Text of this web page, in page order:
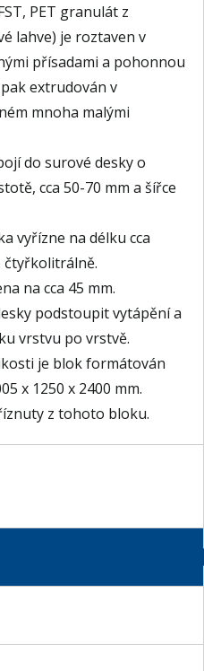
PET granulát z
lahve) je roztaven v
přísadami a pohonnou
extrudován v
mnoha malými
do surové desky o
cca 50-70 mm a šířce
vyřízne na délku cca
čtyřkolitrálně.
na cca 45 mm.
podstoupit vytápění a
vrstvu po vrstvě.
je blok formátován
x 1250 x 2400 mm.
z tohoto bloku.